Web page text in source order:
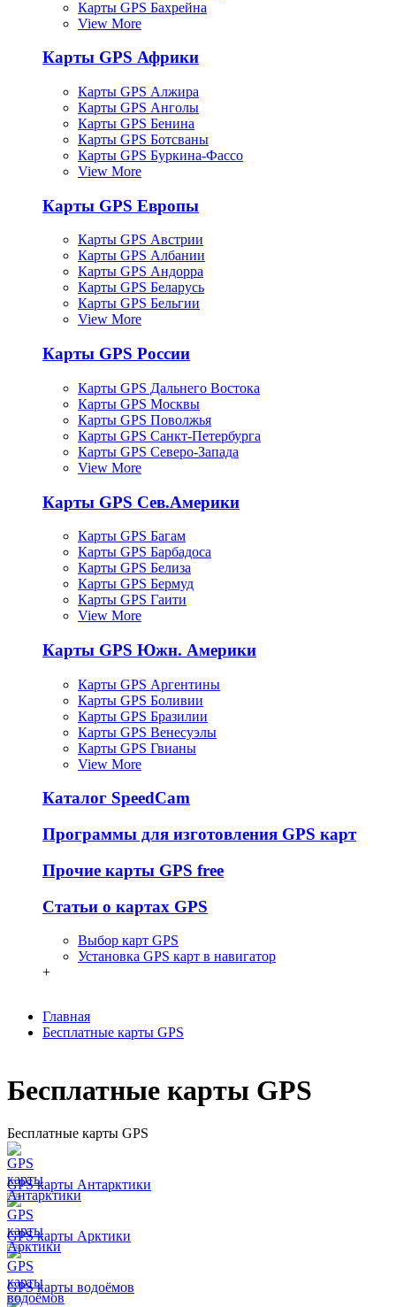
Карты GPS Бахрейна
View More
Карты GPS Африки
Карты GPS Алжира
Карты GPS Анголы
Карты GPS Бенина
Карты GPS Ботсваны
Карты GPS Буркина-Фассо
View More
Карты GPS Европы
Карты GPS Австрии
Карты GPS Албании
Карты GPS Андорра
Карты GPS Беларусь
Карты GPS Бельгии
View More
Карты GPS России
Карты GPS Дальнего Востока
Карты GPS Москвы
Карты GPS Поволжья
Карты GPS Санкт-Петербурга
Карты GPS Северо-Запада
View More
Карты GPS Сев.Америки
Карты GPS Багам
Карты GPS Барбадоса
Карты GPS Белиза
Карты GPS Бермуд
Карты GPS Гаити
View More
Карты GPS Южн. Америки
Карты GPS Аргентины
Карты GPS Боливии
Карты GPS Бразилии
Карты GPS Венесуэлы
Карты GPS Гвианы
View More
Каталог SpeedCam
Программы для изготовления GPS карт
Прочие карты GPS free
Статьи о картах GPS
Выбор карт GPS
Установка GPS карт в навигатор
+
Главная
Бесплатные карты GPS
Бесплатные карты GPS
Бесплатные карты GPS
GPS карты Антарктики
GPS карты Арктики
GPS карты водоёмов